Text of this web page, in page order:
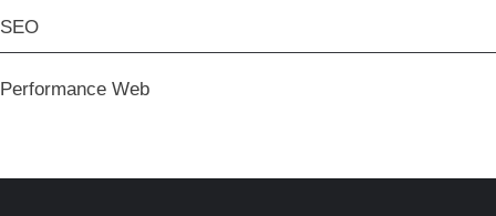
SEO
Performance Web